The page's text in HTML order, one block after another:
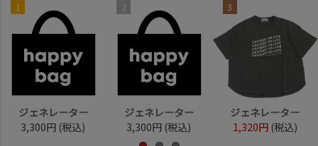
1
ジェネレーター
3,300円 (税込)
2
ジェネレーター
3,300円 (税込)
3
ジェネレーター
1,320円 (税込)